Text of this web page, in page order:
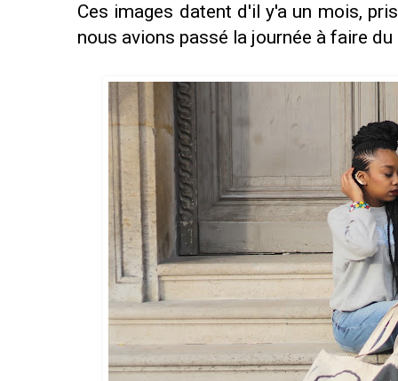
Ces images datent d'il y'a un mois,
nous avions passé la journée à faire